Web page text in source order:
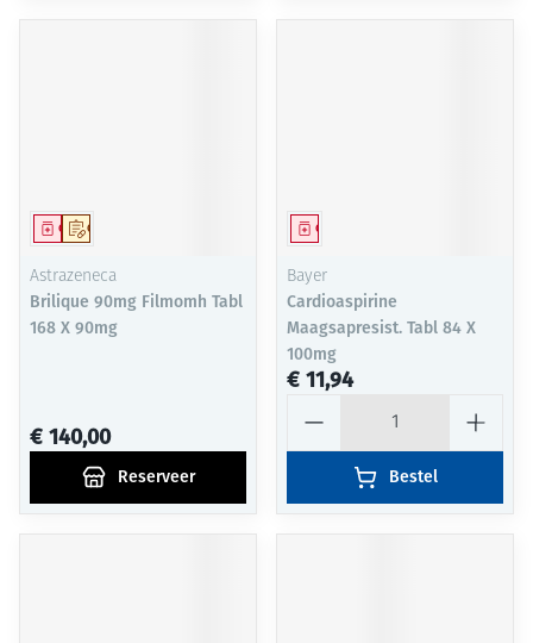
Op voorschrift
Geneesmiddel
Astrazeneca
Brilique 90mg Filmomh Tabl
168 X 90mg
€ 140,00
Reserveer
Geneesmiddel
Bayer
Cardioaspirine
Maagsapresist. Tabl 84 X
100mg
€ 11,94
Bestel